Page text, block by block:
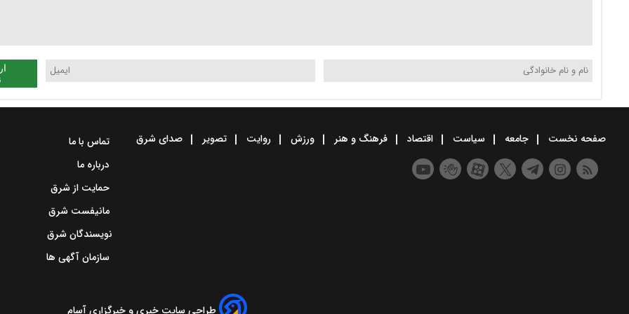
صفحه نخست جامعه سیاست اقتصاد فرهنگ و هنر ورزش روایت تصویر صدای شرق
تماس با ما
درباره ما
حمایت از شرق
مانیفست شرق
نویسندگان شرق
سازمان آگهی ها
طراحی سایت خبری و خبرگزاری آسام